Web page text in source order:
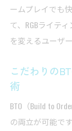
ームプレイでも
て、RGBライテ
を変えるユーザ
こだわりの
術
BTO（Build to
の両立が可能で